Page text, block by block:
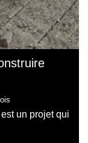
un projet qui